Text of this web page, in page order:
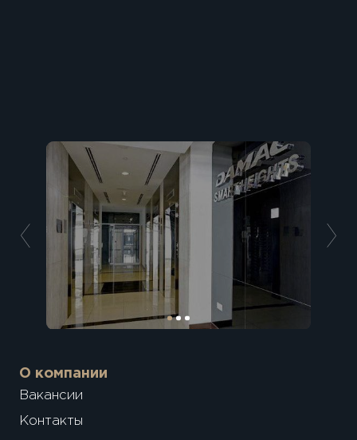
О компании
Вакансии
Контакты